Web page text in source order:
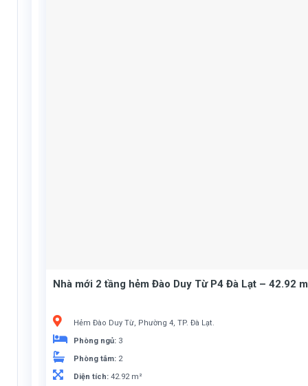
Nhà mới 2 tầng hẻm Đào Duy Từ P4 Đà Lạt – 42.92
Hẻm Đào Duy Từ, Phường 4, TP. Đà Lạt.
Phòng ngủ: 3
Phòng tắm: 2
Diện tích: 42.92 m²